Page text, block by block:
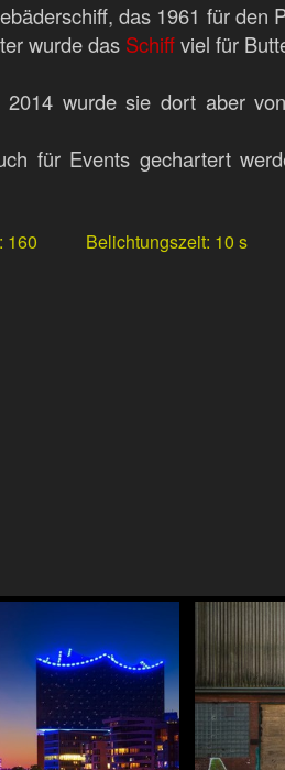
das 1961 für
wurde das Schiffviel für
wurde sie dort aber
für Events gechartert
160 Belichtungszeit 10 s